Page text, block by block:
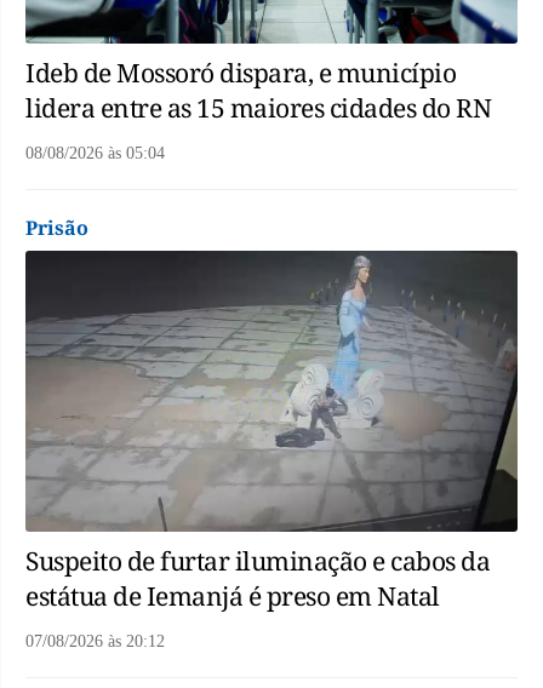
Ideb de Mossoró dispara, e município
lidera entre as 15 maiores cidades do RN
08/08/2026 às 05:04
Prisão
Suspeito de furtar iluminação e cabos da
estátua de Iemanjá é preso em Natal
07/08/2026 às 20:12